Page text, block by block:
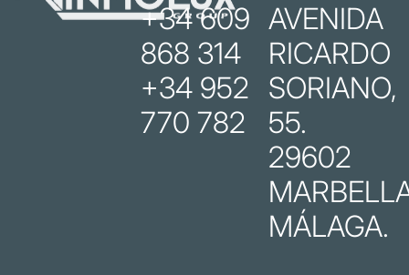
+34 609
868 314
+34 952
770 782
AVENIDA
RICARDO
SORIANO,
55.
29602
MÁLAGA.